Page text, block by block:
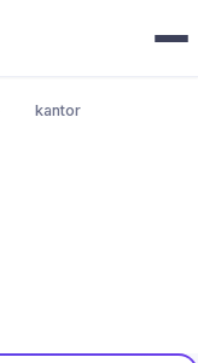
kantor